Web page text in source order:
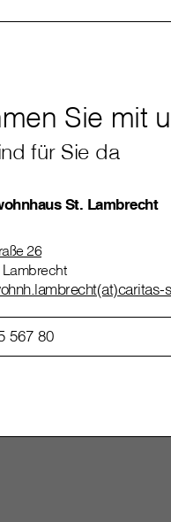
Sie mit
für Sie da
St. Lambrecht
26
Lambrecht
567 80